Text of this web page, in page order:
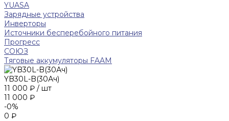
YUASA
Зарядные устройства
Инверторы
Источники бесперебойного питания
Прогресс
СОЮЗ
Тяговые аккумуляторы FAAM
YB30L-B(30Ач)
11 000 ₽ / шт
11 000 ₽
-0%
0 ₽